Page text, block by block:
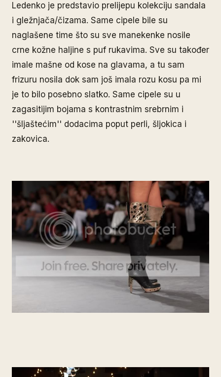
Ledenko je predstavio prelijepu kolekciju sandala
i gležnjača/čizama. Same cipele bile su
naglašene time što su sve manekenke nosile
crne kožne haljine s puf rukavima. Sve su također
imale mašne od kose na glavama, a tu sam
frizuru nosila dok sam još imala rozu kosu pa mi
je to bilo posebno slatko. Same cipele su u
zagasitijim bojama s kontrastnim srebrnim i
''šljaštećim'' dodacima poput perli, šljokica i
zakovica.